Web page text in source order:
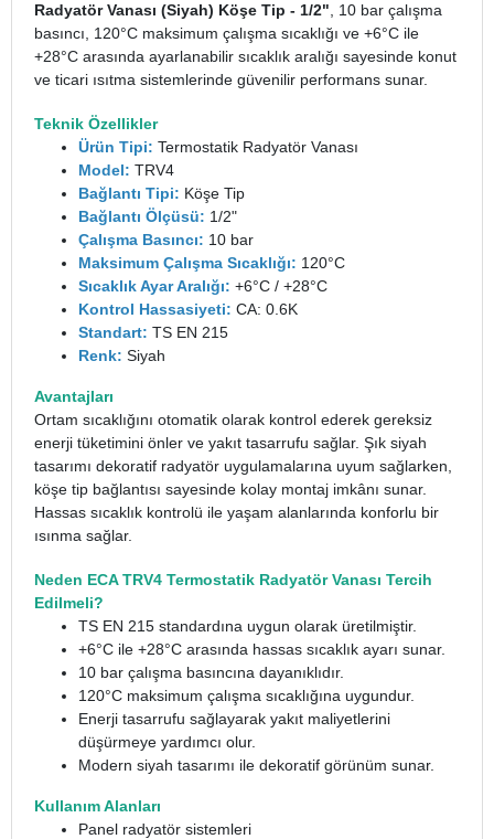
Radyatör Vanası (Siyah) Köşe Tip - 1/2" , 10 bar çalışma
basıncı, 120°C maksimum çalışma sıcaklığı ve +6°C ile
+28°C arasında ayarlanabilir sıcaklık aralığı sayesinde konut
ve ticari ısıtma sistemlerinde güvenilir performans sunar.
Teknik Özellikler
Ürün Tipi: Termostatik Radyatör Vanası
Model: TRV4
Bağlantı Tipi: Köşe Tip
Bağlantı Ölçüsü: 1/2"
Çalışma Basıncı: 10 bar
Maksimum Çalışma Sıcaklığı: 120°C
Sıcaklık Ayar Aralığı: +6°C / +28°C
Kontrol Hassasiyeti: CA: 0.6K
Standart: TS EN 215
Renk: Siyah
Avantajları
Ortam sıcaklığını otomatik olarak kontrol ederek gereksiz
enerji tüketimini önler ve yakıt tasarrufu sağlar. Şık siyah
tasarımı dekoratif radyatör uygulamalarına uyum sağlarken,
köşe tip bağlantısı sayesinde kolay montaj imkânı sunar.
Hassas sıcaklık kontrolü ile yaşam alanlarında konforlu bir
ısınma sağlar.
Neden ECA TRV4 Termostatik Radyatör Vanası Tercih
Edilmeli?
TS EN 215 standardına uygun olarak üretilmiştir.
+6°C ile +28°C arasında hassas sıcaklık ayarı sunar.
10 bar çalışma basıncına dayanıklıdır.
120°C maksimum çalışma sıcaklığına uygundur.
Enerji tasarrufu sağlayarak yakıt maliyetlerini
düşürmeye yardımcı olur.
Modern siyah tasarımı ile dekoratif görünüm sunar.
Kullanım Alanları
Panel radyatör sistemleri